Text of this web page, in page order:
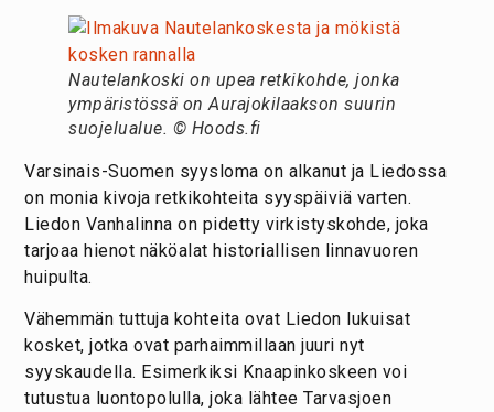
Nautelankoski on upea retkikohde, jonka
ympäristössä on Aurajokilaakson suurin
suojelualue. © Hoods.fi
Varsinais-Suomen syysloma on alkanut ja Liedossa
on monia kivoja retkikohteita syyspäiviä varten.
Liedon Vanhalinna on pidetty virkistyskohde, joka
tarjoaa hienot näköalat historiallisen linnavuoren
huipulta.
Vähemmän tuttuja kohteita ovat Liedon lukuisat
kosket, jotka ovat parhaimmillaan juuri nyt
syyskaudella. Esimerkiksi Knaapinkoskeen voi
tutustua luontopolulla, joka lähtee Tarvasjoen